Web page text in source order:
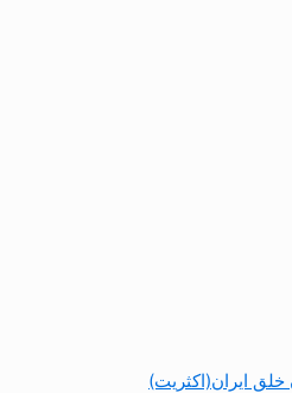
خلق ایران(اکثریت)